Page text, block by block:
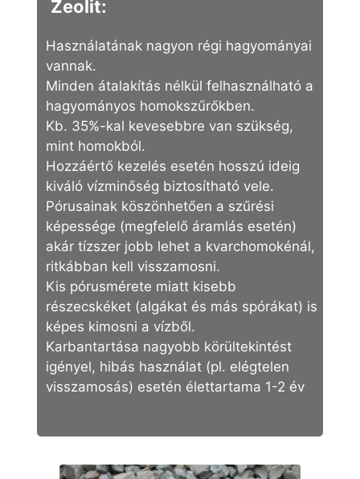
Zeolit:
Használatának nagyon régi hagyományai
vannak.
Minden átalakítás nélkül felhasználható a
hagyományos homokszűrőkben.
Kb. 35%-kal kevesebbre van szükség,
mint homokból.
Hozzáértő kezelés esetén hosszú ideig
kiváló vízminőség biztosítható vele.
Pórusainak köszönhetően a szűrési
képessége (megfelelő áramlás esetén)
akár tízszer jobb lehet a kvarchomokénál,
ritkábban kell visszamosni.
Kis pórusmérete miatt kisebb
részecskéket (algákat és más spórákat) is
képes kimosni a vízből.
Karbantartása nagyobb körültekintést
igényel, hibás használat (pl. elégtelen
visszamosás) esetén élettartama 1-2 év